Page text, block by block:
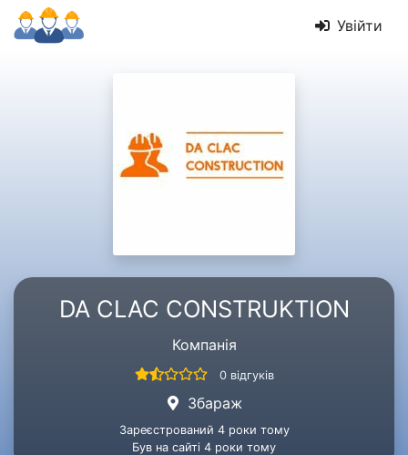
Увійти
DA CLAC CONSTRUKTION
Компанія
0 відгуків
Збараж
Зареєстрований 4 роки тому
Був на сайті 4 роки тому